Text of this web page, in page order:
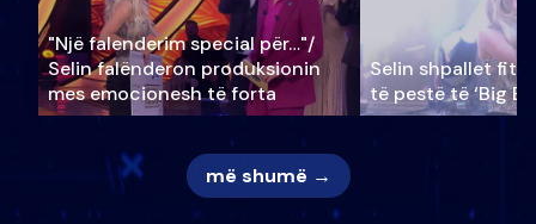
"Një falenderim special për…"/
Selin falënderon produksionin
mes emocionesh të forta
Selin shpallet
të pestë të ‘Big
më shumë →